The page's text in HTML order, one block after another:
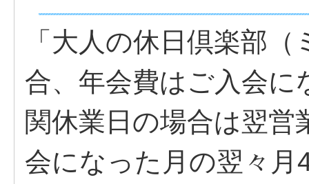
「大人の休日倶楽部
合、年会費はご入会に
関休業日の場合は翌
会になった月の翌々